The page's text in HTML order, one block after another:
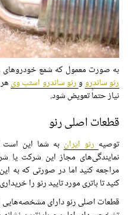
به صورت معمول که شمع خودروهای
رنو ساندروورنو ساندرو استپ ویهر ۲۰ هزار کیلومتر بررسی شده و در
نیاز حتماً تعویض شود.
قطعات اصلی رنو
توصیه رنو ایران به شما این
نمایندگی‌های مجاز این شرکت یا
مراجعه کنیداما در صورتی که به
کنید تا باتریموردتایید رنو را
قطعات اصلی رنو دارای مشخصه‌هایی